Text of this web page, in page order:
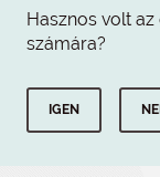
Hasznos volt
számára?
IGEN